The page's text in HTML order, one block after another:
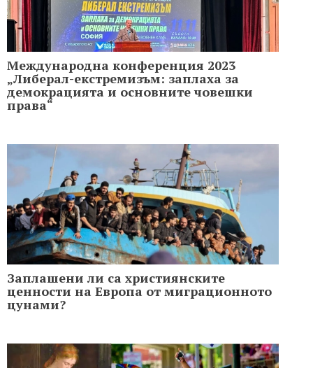
Международна конференция 2023
„Либерал-екстремизъм: заплаха за
демокрацията и основните човешки
права“
Заплашени ли са християнските
ценности на Европа от миграционното
цунами?